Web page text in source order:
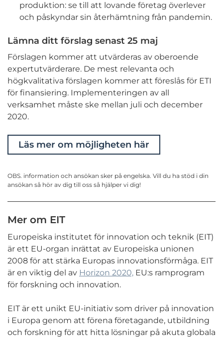
produktion: se till att lovande företag överlever
och påskyndar sin återhämtning från pandemin.
Lämna ditt förslag senast 25 maj
Förslagen kommer att utvärderas av oberoende
expertutvärderare. De mest relevanta och
högkvalitativa förslagen kommer att föreslås för ETI
för finansiering. Implementeringen av all
verksamhet måste ske mellan juli och december
2020.
Läs mer om möjligheten här
OBS. information och ansökan sker på engelska. Vill du ha stöd i din
ansökan så hör av dig till oss så hjälper vi dig!
Mer om EIT
Europeiska institutet för innovation och teknik (EIT)
är ett EU-organ inrättat av Europeiska unionen
2008 för att stärka Europas innovationsförmåga. EIT
är en viktig del av Horizon 2020, EU:s ramprogram
för forskning och innovation.
EIT är ett unikt EU-initiativ som driver på innovation
i Europa genom att förena företagande, utbildning
och forskning för att hitta lösningar på akuta globala